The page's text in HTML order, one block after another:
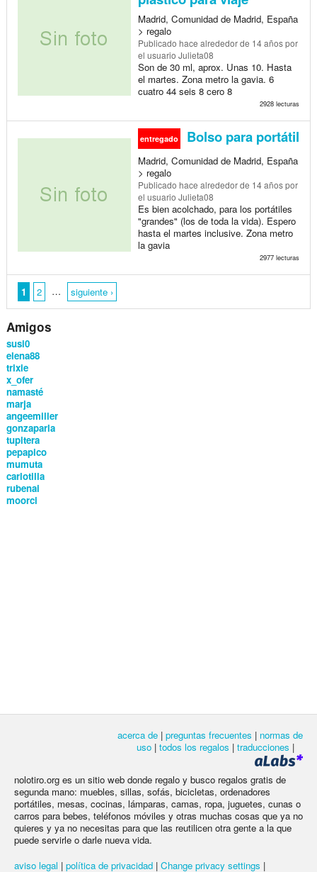
Madrid, Comunidad de Madrid, España
> regalo
Publicado hace alrededor de 14 añospor
el usuario Julieta08
Son de 30 ml, aprox. Unas 10. Hasta
el martes. Zona metro la gavia. 6
cuatro 44 seis 8 cero 8
2928 lecturas
entregado Bolso para portátil
Madrid, Comunidad de Madrid, España
> regalo
Publicado hace alrededor de 14 añospor
el usuario Julieta08
Es bien acolchado, para los portátiles
"grandes" (los de toda la vida). Espero
hasta el martes inclusive. Zona metro
la gavia
2977 lecturas
1 2 … siguiente ›
Amigos
susi0
elena88
trixie
x_ofer
namasté
marja
angeemiller
gonzaparla
tupitera
pepapico
mumuta
carlotilla
rubenai
moorci
acerca de | preguntas frecuentes | normas de
uso | todos los regalos | traducciones |
nolotiro.org es un sitio web donde regalo y busco regalos gratis de
segunda mano: muebles, sillas, sofás, bicicletas, ordenadores
portátiles, mesas, cocinas, lámparas, camas, ropa, juguetes, cunas o
carros para bebes, teléfonos móviles y otras muchas cosas que ya no
quieres y ya no necesitas para que las reutilicen otra gente a la que
puede servirle o darle nueva vida.
aviso legal | política de privacidad | Change privacy settings |